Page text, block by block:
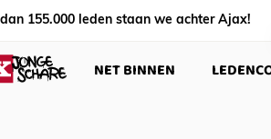
155.000 leden staan we achter Ajax!
NET BINNEN